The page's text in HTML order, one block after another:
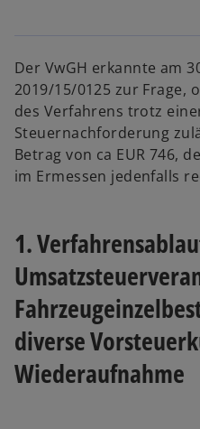
f
f
n
e
t
n
e
t
Der VwGH erkannte am
2019/15/0125 zur Frage,
des Verfahrens trotz
Steuernachforderung
Betrag von ca EUR 746,
im Ermessen jedenfalls
1.
diverse
Wiederaufnahme